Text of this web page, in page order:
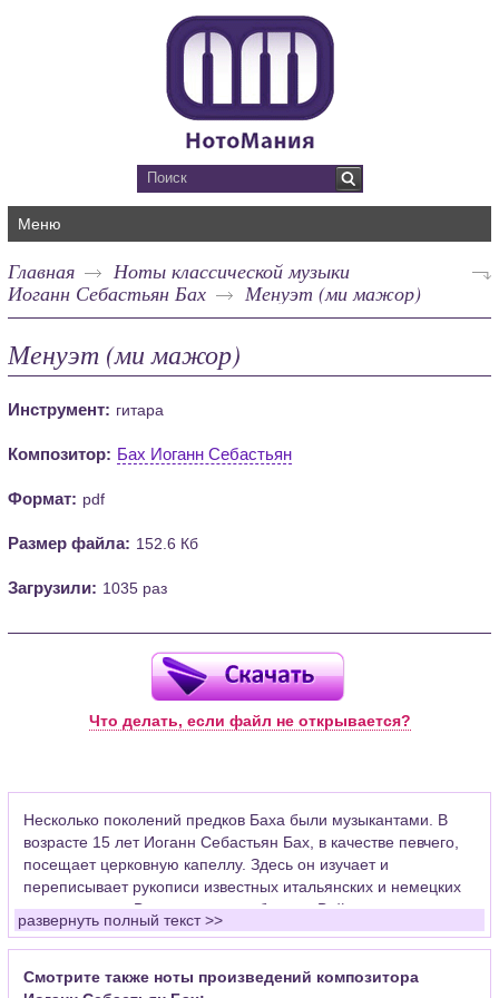
Меню
Главная
Ноты классической музыки
Иоганн Себастьян Бах
Менуэт (ми мажор)
Менуэт (ми мажор)
Инструмент: гитара
Композитор: Бах Иоганн Себастьян
Формат: pdf
Размер файла: 152.6 Кб
Загрузили: 1035 раз
Что делать, если файл не открывается?
Несколько поколений предков Баха были музыкантами. В
возрасте 15 лет Иоганн Себастьян Бах, в качестве певчего,
посещает церковную капеллу. Здесь он изучает и
переписывает рукописи известных итальянских и немецких
композиторов. Впоследствии работал в Веймаре скрипачом
придворного оркестра, церковным органистом в Арнштаде,
где уделял много времени развитию органной
импровизации, ставшей основой его композиторского
развернуть полный текст >>
Смотрите также ноты произведений композитора